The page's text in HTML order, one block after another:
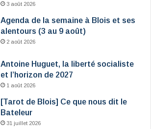
3 août 2026
Agenda de la semaine à Blois et ses
alentours (3 au 9 août)
2 août 2026
Antoine Huguet, la liberté socialiste
et l’horizon de 2027
1 août 2026
[Tarot de Blois] Ce que nous dit le
Bateleur
31 juillet 2026